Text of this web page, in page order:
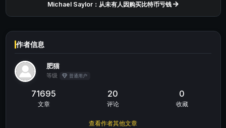
Michael Saylor：从未有人因购买比特币亏钱
作者信息
肥猫
等级 普通用户
71695
文章
20
评论
0
收藏
查看作者其他文章